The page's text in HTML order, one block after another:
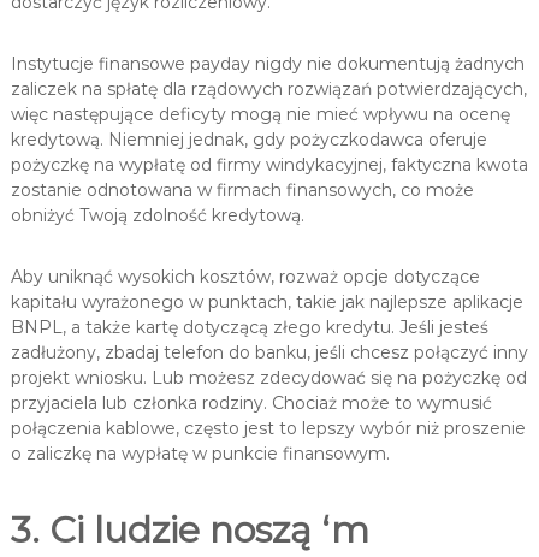
Instytucje finansowe payday nigdy nie dokumentują żadnych
zaliczek na spłatę dla rządowych rozwiązań potwierdzających,
więc następujące deficyty mogą nie mieć wpływu na ocenę
kredytową. Niemniej jednak, gdy pożyczkodawca oferuje
pożyczkę na wypłatę od firmy windykacyjnej, faktyczna kwota
zostanie odnotowana w firmach finansowych, co może
obniżyć Twoją zdolność kredytową.
Aby uniknąć wysokich kosztów, rozważ opcje dotyczące
kapitału wyrażonego w punktach, takie jak najlepsze aplikacje
BNPL, a także kartę dotyczącą złego kredytu. Jeśli jesteś
zadłużony, zbadaj telefon do banku, jeśli chcesz połączyć inny
projekt wniosku. Lub możesz zdecydować się na pożyczkę od
przyjaciela lub członka rodziny. Chociaż może to wymusić
połączenia kablowe, często jest to lepszy wybór niż proszenie
o zaliczkę na wypłatę w punkcie finansowym.
3. Ci ludzie noszą ‘m